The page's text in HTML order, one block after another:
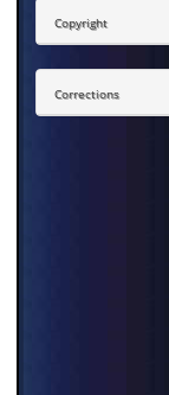
Copyright
Corrections